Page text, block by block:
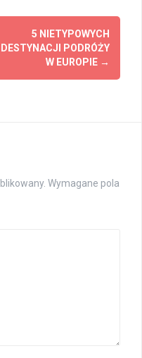
5 NIETYPOWYCH
DESTYNACJI PODRÓŻY
W EUROPIE →
Wymagane pola